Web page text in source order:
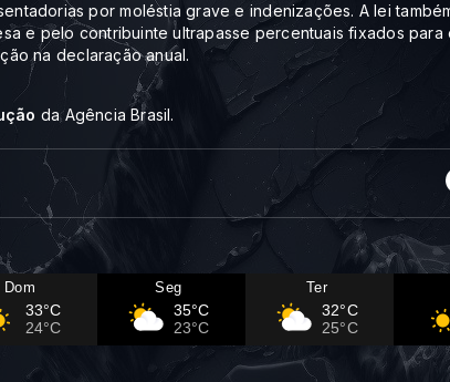
por moléstia grave e indenizações. A lei
e pelo contribuinte ultrapasse percentuais fixados para
na declaração anual.
da Agência Brasil.
Dom
33°C
24°C
Seg
35°C
23°C
Ter
32°C
25°C